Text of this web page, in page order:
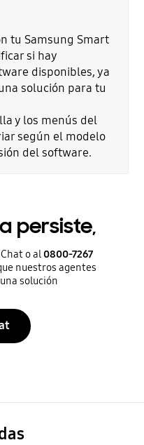
tu Samsung Smart
si hay
disponibles, ya
solución para tu
y los menús del
según el modelo
del software.
persiste,
o al 0800-7267
nuestros agentes
solución